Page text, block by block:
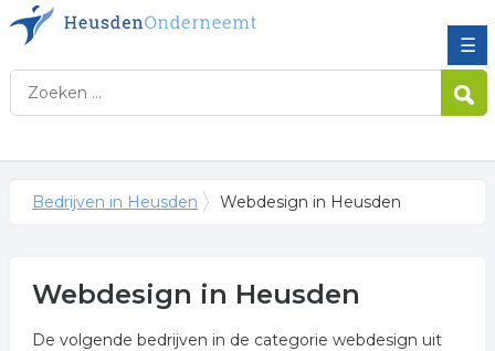
☰
Bedrijven in Heusden Webdesign in Heusden
Webdesign in Heusden
De volgende bedrijven in de categorie webdesign uit